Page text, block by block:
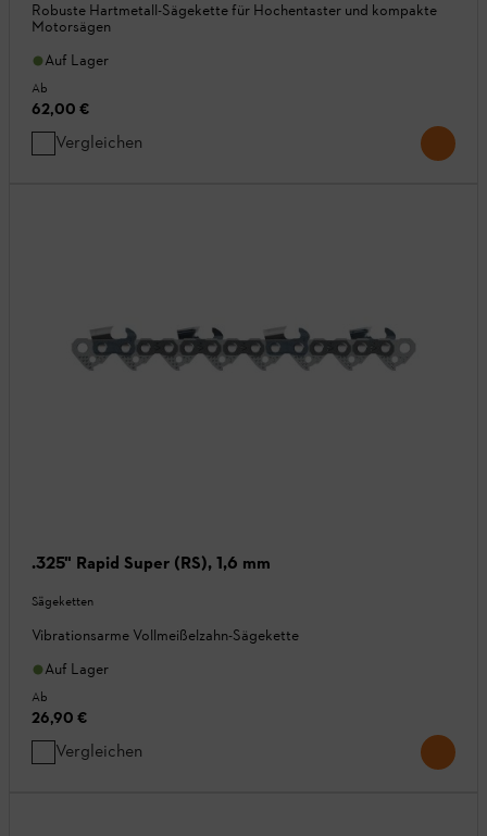
Robuste Hartmetall-Sägekette für Hochentaster und kompakte
Motorsägen
Auf Lager
Ab
62,00 €
Vergleichen
.325" Rapid Super (RS), 1,6 mm
Sägeketten
Vibrationsarme Vollmeißelzahn-Sägekette
Auf Lager
Ab
26,90 €
Vergleichen